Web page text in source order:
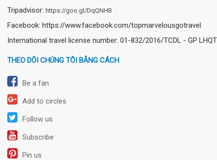
Tripadvisor: https://goo.gl/DqQNHB
Facebook: https://www.facebook.com/topmarvelousgotravel
International travel license number: 01-832/2016/TCDL - GP LHQT
THEO DÕI CHÚNG TÔI BẰNG CÁCH
Be a fan
Add to circles
Follow us
Subscribe
Pin us